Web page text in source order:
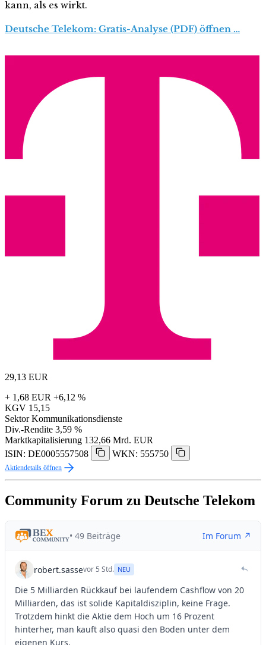
kann, als es wirkt.
Deutsche Telekom: Gratis-Analyse (PDF) öffnen …
29,13 EUR
+ 1,68 EUR +6,12 %
KGV 15,15
Sektor Kommunikationsdienste
Div.-Rendite 3,59 %
Marktkapitalisierung 132,66 Mrd. EUR
ISIN: DE0005557508
WKN: 555750
Aktiendetails öffnen
Community Forum zu Deutsche Telekom